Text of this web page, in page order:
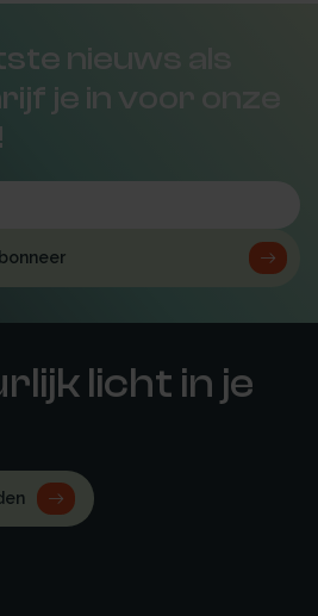
nieuws als
je in voor onze
licht in je